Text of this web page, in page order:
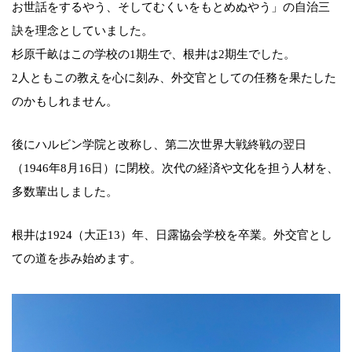
お世話をするやう、そしてむくいをもとめぬやう」の自治三
訣を理念としていました。
杉原千畝はこの学校の1期生で、根井は2期生でした。
2人ともこの教えを心に刻み、外交官としての任務を果たした
のかもしれません。
後にハルビン学院と改称し、第二次世界大戦終戦の翌日
（1946年8月16日）に閉校。次代の経済や文化を担う人材を、
多数輩出しました。
根井は1924（大正13）年、日露協会学校を卒業。外交官とし
ての道を歩み始めます。